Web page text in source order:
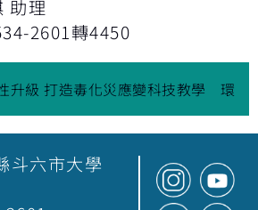
助理
2601轉4450
升級 打造毒化災應變科技教學 環
斗六市大學